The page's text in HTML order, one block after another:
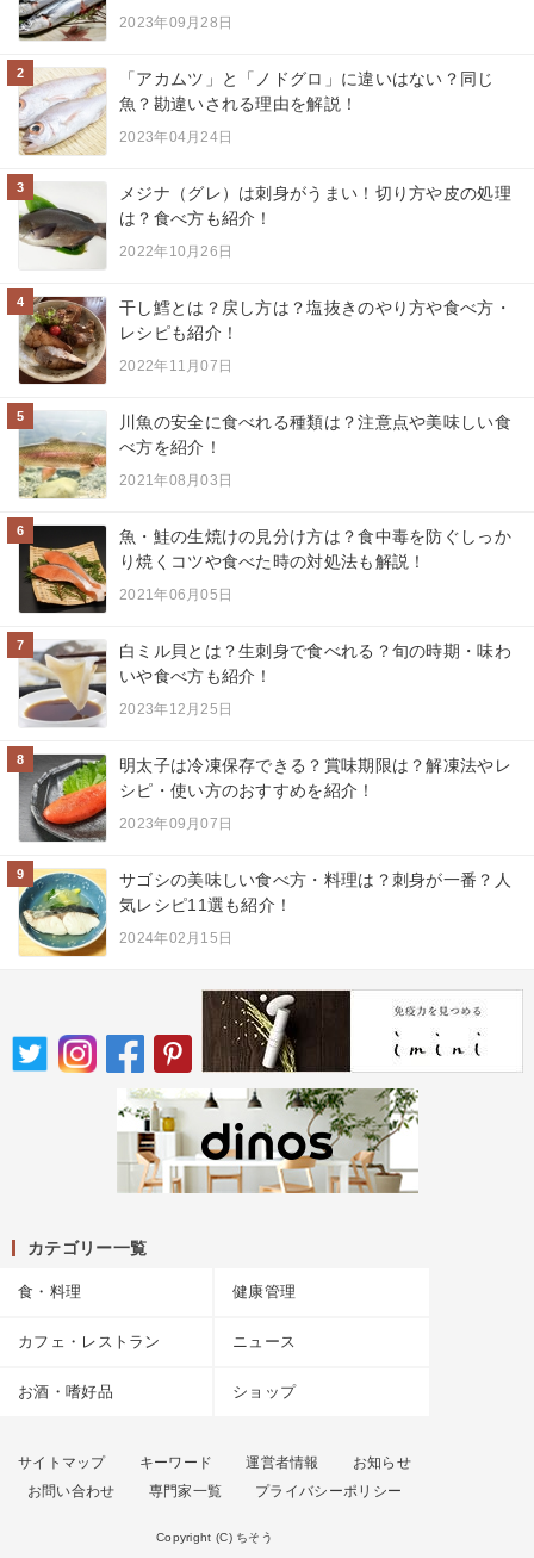
2023年09月28日
2
「アカムツ」と「ノドグロ」に違いはない？同じ
魚？勘違いされる理由を解説！
2023年04月24日
3
メジナ（グレ）は刺身がうまい！切り方や皮の処理
は？食べ方も紹介！
2022年10月26日
4
干し鱈とは？戻し方は？塩抜きのやり方や食べ方・
レシピも紹介！
2022年11月07日
5
川魚の安全に食べれる種類は？注意点や美味しい食
べ方を紹介！
2021年08月03日
6
魚・鮭の生焼けの見分け方は？食中毒を防ぐしっか
り焼くコツや食べた時の対処法も解説！
2021年06月05日
7
白ミル貝とは？生刺身で食べれる？旬の時期・味わ
いや食べ方も紹介！
2023年12月25日
8
明太子は冷凍保存できる？賞味期限は？解凍法やレ
シピ・使い方のおすすめを紹介！
2023年09月07日
9
サゴシの美味しい食べ方・料理は？刺身が一番？人
気レシピ11選も紹介！
2024年02月15日
カテゴリー一覧
食・料理 健康管理
カフェ・レストラン ニュース
お酒・嗜好品 ショップ
サイトマップ キーワード 運営者情報
お知らせ
お問い合わせ
専門家一覧 プライバシーポリシー
Copyright (C) ちそう